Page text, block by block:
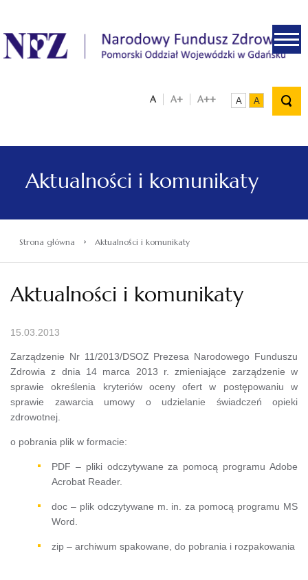
.
A A+ A++ A A
Aktualności i komunikaty
Strona główna › Aktualności i komunikaty
Aktualności i komunikaty
15.03.2013
Zarządzenie Nr 11/2013/DSOZ Prezesa Narodowego Funduszu
Zdrowia z dnia 14 marca 2013 r. zmieniające zarządzenie w
sprawie określenia kryteriów oceny ofert w postępowaniu w
sprawie zawarcia umowy o udzielanie świadczeń opieki
zdrowotnej.
o pobrania plik w formacie:
PDF – pliki odczytywane za pomocą programu Adobe
Acrobat Reader.
doc – plik odczytywane m. in. za pomocą programu MS
Word.
zip – archiwum spakowane, do pobrania i rozpakowania